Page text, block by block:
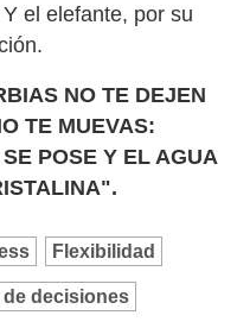
el elefante, por su
NO TE DEJEN
TE MUEVAS:
POSE Y EL AGUA
Flexibilidad
de decisiones